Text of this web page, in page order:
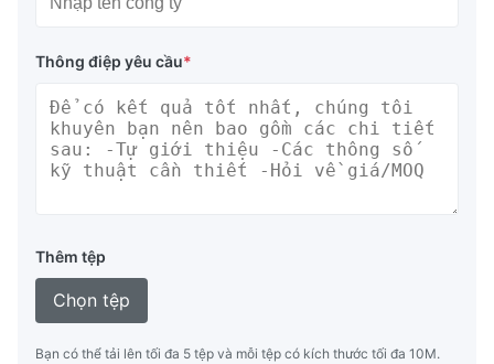
Thông điệp yêu cầu*
Thêm tệp
Chọn tệp
Bạn có thể tải lên tối đa 5 tệp và mỗi tệp có kích thước tối đa 10M.